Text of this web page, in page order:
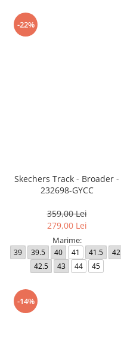
-22%
Skechers Track - Broader -
232698-GYCC
359,00 Lei
279,00 Lei
Marime:
39 39.5 40 41 41.5
42
42.5
43 44 45
-14%